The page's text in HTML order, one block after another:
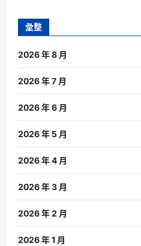
彙整
2026 年 8 月
2026 年 7 月
2026 年 6 月
2026 年 5 月
2026 年 4 月
2026 年 3 月
2026 年 2 月
2026 年 1 月